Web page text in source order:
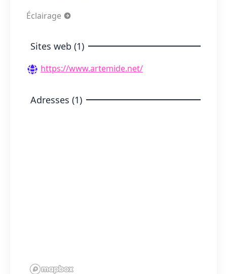
Éclairage
Sites web (1)
https://www.artemide.net/
Adresses (1)